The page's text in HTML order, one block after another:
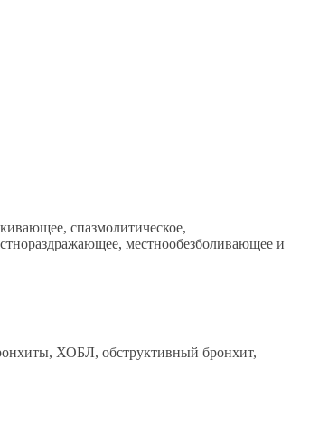
спазмолитическое,
местнообезболивающее и
ХОБЛ, обструктивный бронхит,